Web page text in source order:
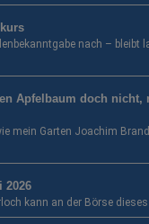
nach – bleibt
Apfelbaum doch nicht,
mein Garten Joachim
2026
kann an der Börse